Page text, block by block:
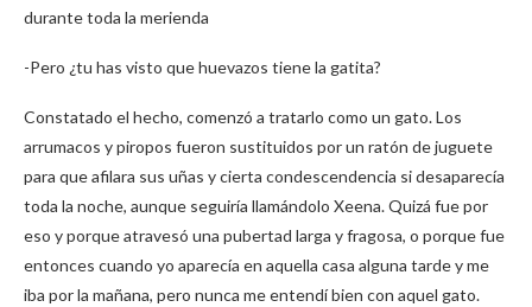
durante toda la merienda
-Pero ¿tu has visto que huevazos tiene la gatita?
Constatado el hecho, comenzó a tratarlo como un gato. Los
arrumacos y piropos fueron sustituidos por un ratón de juguete
para que afilara sus uñas y cierta condescendencia si desaparecía
toda la noche, aunque seguiría llamándolo Xeena. Quizá fue por
eso y porque atravesó una pubertad larga y fragosa, o porque fue
entonces cuando yo aparecía en aquella casa alguna tarde y me
iba por la mañana, pero nunca me entendí bien con aquel gato.